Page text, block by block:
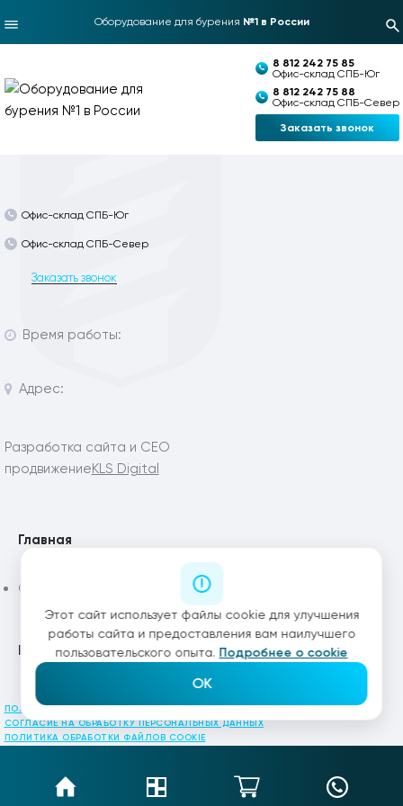
Оборудование для бурения №1 в России
8 812 242 75 85
Офис-склад СПБ-Юг
8 812 242 75 88
Офис-склад СПБ-Север
Заказать звонок
Офис-склад СПБ-Юг
Офис-склад СПБ-Север
Заказать звонок
Время работы:
Адрес:
Разработка сайта и СЕО
продвижениеKLS Digital
Главная
Статьи
Каталог
ПОЛИТИКА КОНФИДЕНЦИАЛЬНОСТИ
СОГЛАСИЕ НА ОБРАБОТКУ ПЕРСОНАЛЬНЫХ ДАННЫХ
ПОЛИТИКА ОБРАБОТКИ ФАЙЛОВ COOKIE
Этот сайт использует файлы cookie для улучшения
работы сайта и предоставления вам наилучшего
пользовательского опыта. Подробнее о cookie
OK